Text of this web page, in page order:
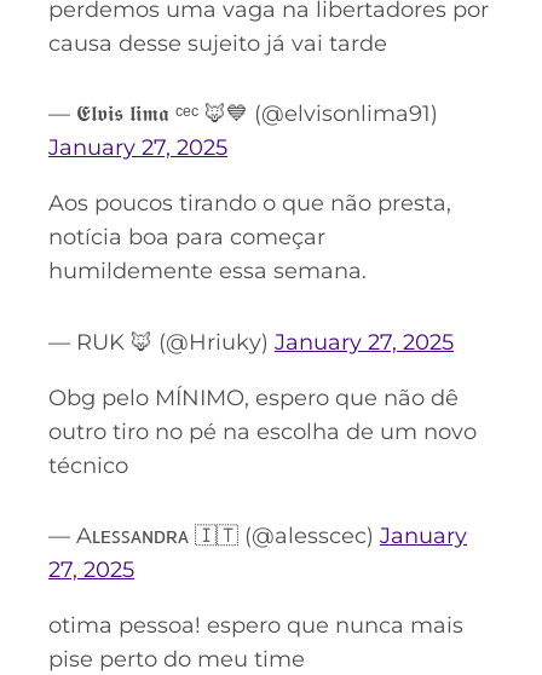
perdemos uma vaga na libertadores por
causa desse sujeito já vai tarde
— 𝕰𝖑𝖛𝖎𝖘 𝖑𝖎𝖒𝖆 ᶜᵉᶜ 🦊💙 (@elvisonlima91)
January 27, 2025
Aos poucos tirando o que não presta,
notícia boa para começar
humildemente essa semana.
— RUK 🦊 (@Hriuky) January 27, 2025
Obg pelo MÍNIMO, espero que não dê
outro tiro no pé na escolha de um novo
técnico
— Aʟᴇꜱꜱᴀɴᴅʀᴀ 🇮🇹 (@alesscec) January
27, 2025
otima pessoa! espero que nunca mais
pise perto do meu time